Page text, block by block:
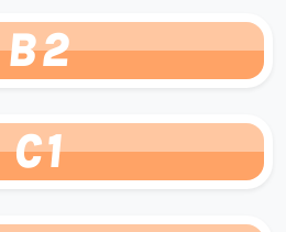
B2
C1